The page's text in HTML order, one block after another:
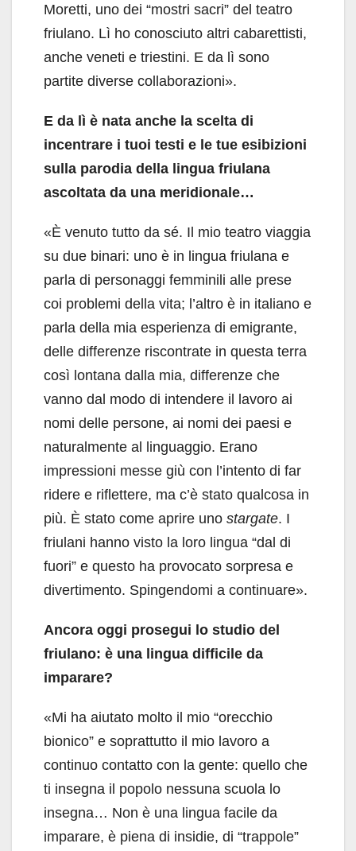
Moretti, uno dei “mostri sacri” del teatro
friulano. Lì ho conosciuto altri cabarettisti,
anche veneti e triestini. E da lì sono
partite diverse collaborazioni».
E da lì è nata anche la scelta di
incentrare i tuoi testi e le tue esibizioni
sulla parodia della lingua friulana
ascoltata da una meridionale…
«È venuto tutto da sé. Il mio teatro viaggia
su due binari: uno è in lingua friulana e
parla di personaggi femminili alle prese
coi problemi della vita; l’altro è in italiano e
parla della mia esperienza di emigrante,
delle differenze riscontrate in questa terra
così lontana dalla mia, differenze che
vanno dal modo di intendere il lavoro ai
nomi delle persone, ai nomi dei paesi e
naturalmente al linguaggio. Erano
impressioni messe giù con l’intento di far
ridere e riflettere, ma c’è stato qualcosa in
più. È stato come aprire uno stargate. I
friulani hanno visto la loro lingua “dal di
fuori” e questo ha provocato sorpresa e
divertimento. Spingendomi a continuare».
Ancora oggi prosegui lo studio del
friulano: è una lingua difficile da
imparare?
«Mi ha aiutato molto il mio “orecchio
bionico” e soprattutto il mio lavoro a
continuo contatto con la gente: quello che
ti insegna il popolo nessuna scuola lo
insegna… Non è una lingua facile da
imparare, è piena di insidie, di “trappole”